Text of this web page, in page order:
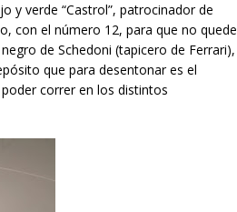
y verde “Castrol”, patrocinador de
con el número 12, para que no quede
de Schedoni (tapicero de Ferrari),
que para desentonar es el
correr en los distintos